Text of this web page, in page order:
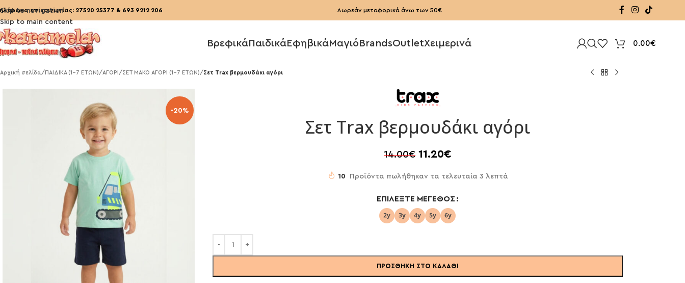
Skip to navigation
Skip to main content
επικοινωνίας: 27520 25377 & 693 9212 206 Δωρεάν μεταφορικά άνω των 50€
Βρεφικά Παιδικά ΕφηβικάΜαγιό BrandsOutletΧειμερινά 0.00€
Αρχική σελίδα/ ΠΑΙΔΙΚΑ (1-7 ΕΤΩΝ)/ΑΓΟΡΙ /ΣΕΤ ΜΑΚΟ ΑΓΟΡΙ (1-7 ΕΤΩΝ)/Σετ Trax βερμουδάκι αγόρι
-20%
Σετ Trax βερμουδάκι αγόρι
14.00€ 11.20€
10 Προϊόντα πωλήθηκαν τα τελευταία 3 λεπτά
ΕΠΙΛΈΞΤΕ ΜΈΓΕΘΟΣ
ΠΡΟΣΘΉΚΗ ΣΤΟ ΚΑΛΆΘΙ